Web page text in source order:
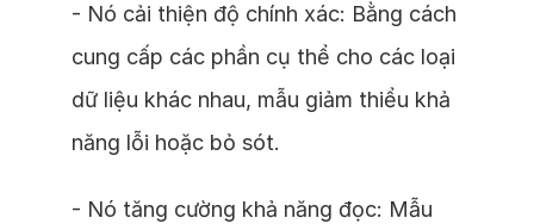
- Nó cải thiện độ chính xác: Bằng cách
cung cấp các phần cụ thể cho các loại
dữ liệu khác nhau, mẫu giảm thiểu khả
năng lỗi hoặc bỏ sót.
- Nó tăng cường khả năng đọc: Mẫu